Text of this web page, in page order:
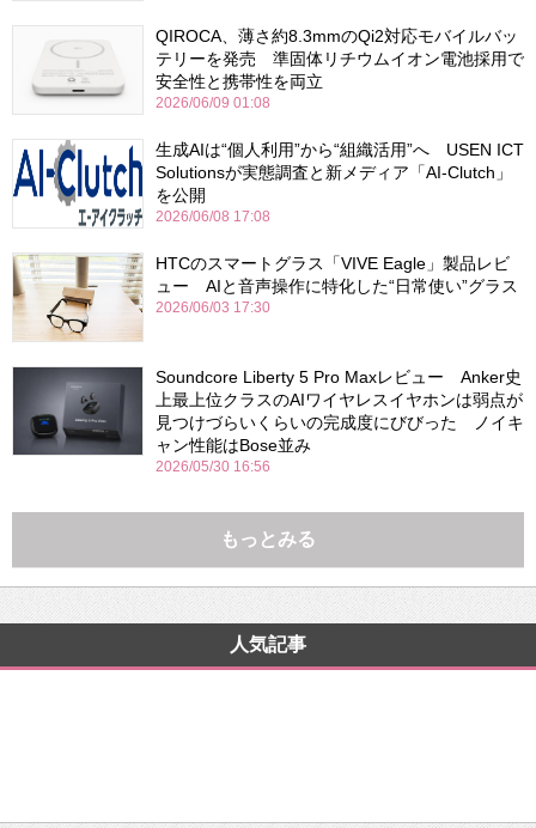
QIROCA、薄さ約8.3mmのQi2対応モバイルバッ
テリーを発売 準固体リチウムイオン電池採用で
安全性と携帯性を両立
2026/06/09 01:08
生成AIは“個人利用”から“組織活用”へ USEN ICT
Solutionsが実態調査と新メディア「AI-Clutch」
を公開
2026/06/08 17:08
HTCのスマートグラス「VIVE Eagle」製品レビ
ュー AIと音声操作に特化した“日常使い”グラス
2026/06/03 17:30
Soundcore Liberty 5 Pro Maxレビュー Anker史
上最上位クラスのAIワイヤレスイヤホンは弱点が
見つけづらいくらいの完成度にびびった ノイキ
ャン性能はBose並み
2026/05/30 16:56
もっとみる
人気記事